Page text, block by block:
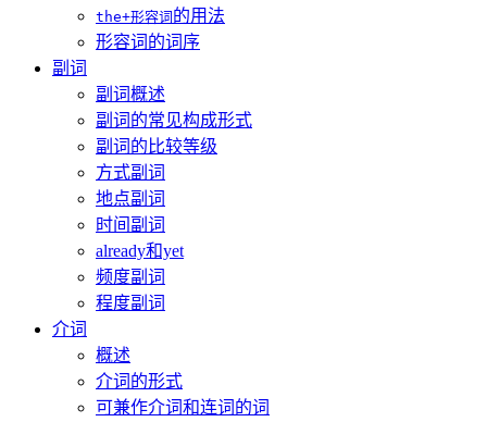
the+形容词的用法
形容词的词序
副词
副词概述
副词的常见构成形式
副词的比较等级
方式副词
地点副词
时间副词
already和yet
频度副词
程度副词
介词
概述
介词的形式
可兼作介词和连词的词